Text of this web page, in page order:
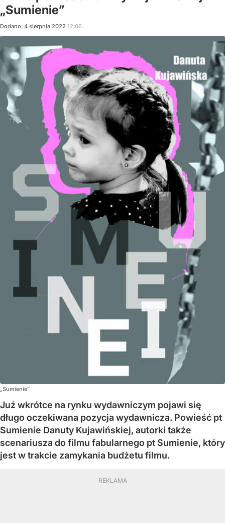
„Sumienie”
Dodano: 4 sierpnia 2022 12:06
„Sumienie”
Już wkrótce na rynku wydawniczym pojawi się
długo oczekiwana pozycja wydawnicza. Powieść pt
Sumienie Danuty Kujawińskiej, autorki także
scenariusza do filmu fabularnego pt Sumienie, który
jest w trakcie zamykania budżetu filmu.